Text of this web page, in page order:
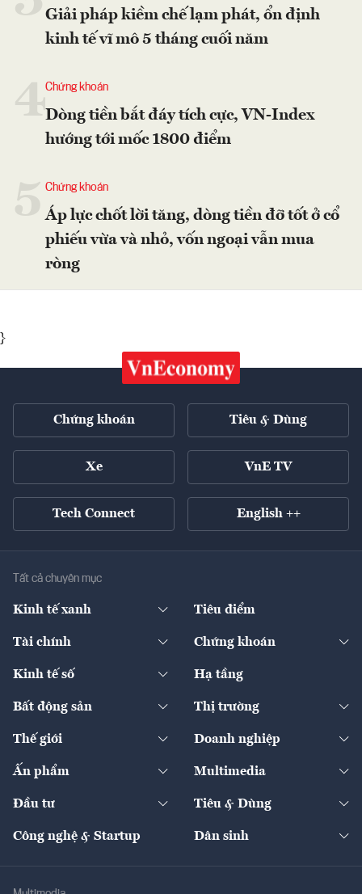
Giải pháp kiềm chế lạm phát, ổn định
kinh tế vĩ mô 5 tháng cuối năm
4Chứng khoán
Dòng tiền bắt đáy tích cực, VN-Index
hướng tới mốc 1800 điểm
Chứng khoán
Áp lực chốt lời tăng, dòng tiền đỡ tốt ở cổ
phiếu vừa và nhỏ, vốn ngoại vẫn mua
ròng
}
Chứng khoán Tiêu & Dùng
Xe VnE TV
Tech Connect English ++
Tất cả chuyên mục
Kinh tế xanh
Diễn đàn
Tiêu điểm
Tài chính
Ngân hàng
Bảo hiểm
Chứng khoán
Doanh nghiệp niêm yết
Khung pháp lý
Kinh tế số
Sản phẩm - Thị trường
Start-up
Quản trị số
Hạ tầng
Bất động sản
Chính sách
Tư vấn
Thị trường
Thị trường
Nông sản
Thế giới
Kinh tế
Doanh nghiệp
Ấn phẩm
The Guide
Multimedia
Đầu tư Tiêu & Dùng
Công nghệ & Startup Dân sinh